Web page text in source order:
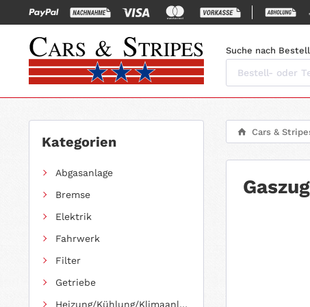
Suche nach
Kategorien
Abgasanlage
Bremse
Elektrik
Fahrwerk
Filter
Getriebe
Heizung/Kühlung/Klimaanlage
Cars &